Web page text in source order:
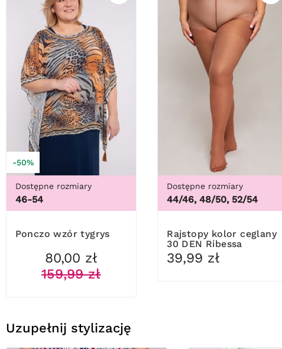
-50%
Dostępne rozmiary
46-54
Ponczo wzór tygrys
80,00 zł
159,99 zł
Dostępne rozmiary
44/46, 48/50, 52/54
Rajstopy kolor ceglany
30 DEN Ribessa
39,99 zł
Uzupełnij stylizację